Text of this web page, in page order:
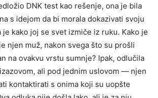
DNK test kao rešenje, ona je bila
s idejom da bi morala dokazivati svoju
je kako joj se svet izmiče iz ruku. Kako je
njen muž, nakon svega što su prošli
na ovakvu vrstu sumnje? Ipak, odlučila
ali pod jednim uslovom — njen
kontaktirati s onima koji su uopšte